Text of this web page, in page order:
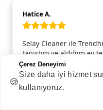
Hatice A.
Selay Cleaner ile
tanıştım ve aldığım ev
derece memnun
de çok profesyoneldi.
kaçırmadan evi baştan
köşesi ışıl ışıl oldu,
🍪
Çerez Deneyimi
Size daha iyi hizmet
kullanıyoruz.